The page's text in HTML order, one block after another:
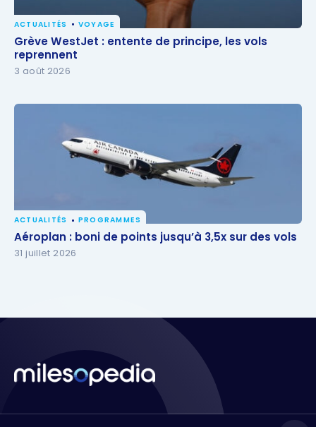
Grève WestJet : entente de principe, les vols
reprennent
ACTUALITÉS VOYAGE
Grève WestJet : entente de principe, les vols
reprennent
3 août 2026
Aéroplan : boni de points jusqu’à 3,5x sur des vols
ACTUALITÉS PROGRAMMES
Aéroplan : boni de points jusqu’à 3,5x sur des vols
31 juillet 2026